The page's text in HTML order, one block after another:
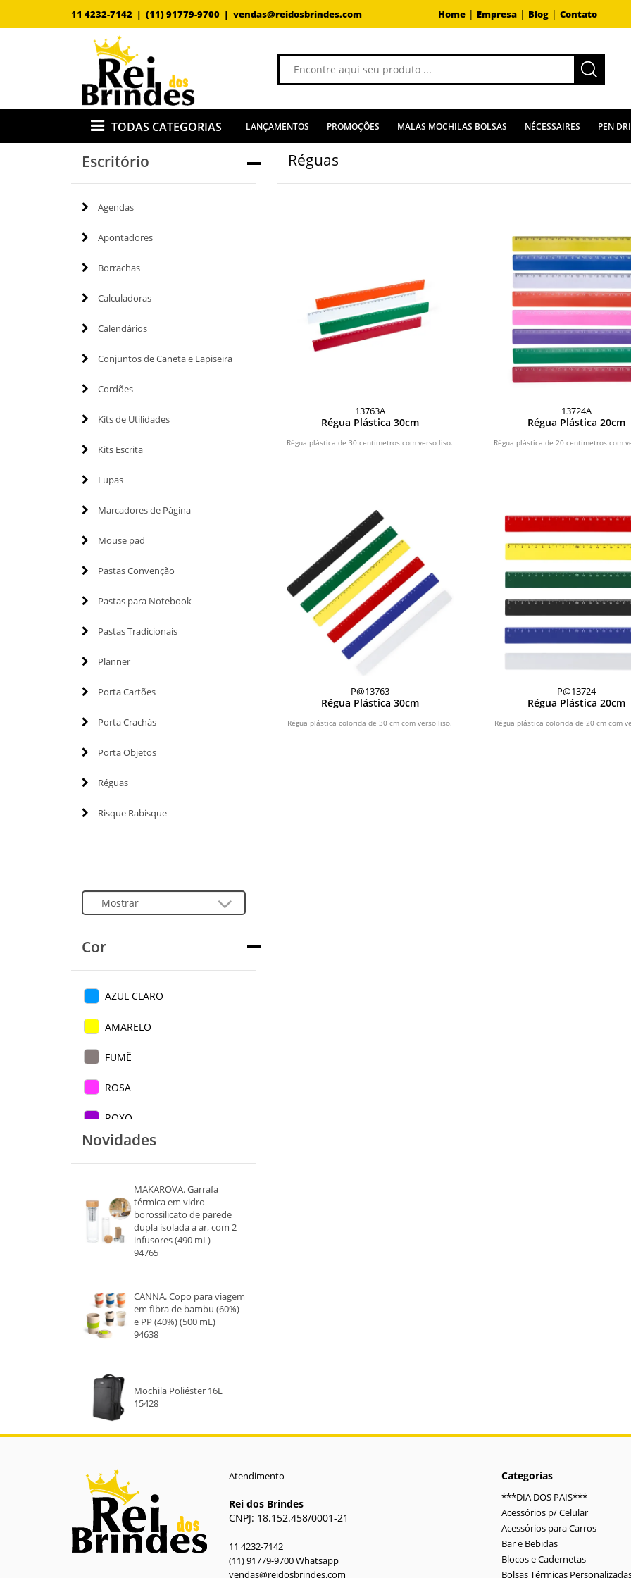
11 4232-7142 | (11) 91779-9700 | vendas@reidosbrindes.com Home| Empresa| Blog| Contato
TODAS CATEGORIAS LANÇAMENTOS PROMOÇÕES MALAS MOCHILAS BOLSAS NÉCESSAIRES PEN
Escritório
Agendas
Apontadores
Borrachas
Calculadoras
Calendários
Conjuntos de Caneta e Lapiseira
Cordões
Kits de Utilidades
Kits Escrita
Lupas
Marcadores de Página
Mouse pad
Pastas Convenção
Pastas para Notebook
Pastas Tradicionais
Planner
Porta Cartões
Porta Crachás
Porta Objetos
Réguas
Risque Rabisque
Cor
AZUL CLARO
AMARELO
FUMÊ
ROSA
ROXO
VERDE
LARANJA
TRANSPARENTE
AZUL
BRANCO
Novidades
MAKAROVA. Garrafa
térmica em vidro
borossilicato de parede
dupla isolada a ar, com 2
infusores (490 mL)
94765
CANNA. Copo para viagem
em fibra de bambu (60%)
e PP (40%) (500 mL)
94638
Mochila Poliéster 16L
15428
Réguas
13763A
Régua Plástica 30cm
Régua plástica de 30 centímetros com verso liso.
13724A
Régua Plástica 20cm
Régua plástica de 20 centímetros com
P@13763
Régua Plástica 30cm
Régua plástica colorida de 30 cm com verso liso.
P@13724
Régua Plástica 20cm
Régua plástica colorida de 20 cm com
Atendimento
Rei dos Brindes
CNPJ: 18.152.458/0001-21
11 4232-7142
(11) 91779-9700 Whatsapp
vendas@reidosbrindes.com
Categorias
***DIA DOS PAIS***
Acessórios p/ Celular
Acessórios para Carros
Bar e Bebidas
Blocos e Cadernetas
Bolsas Térmicas